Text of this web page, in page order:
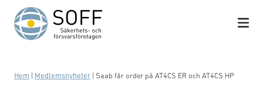
Hoppa till innehåll
Hem Medlemsnyheter Saab får order på AT4CS ER och AT4CS HP